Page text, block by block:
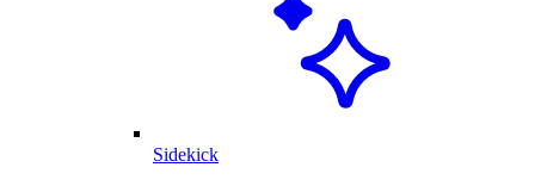
Sidekick